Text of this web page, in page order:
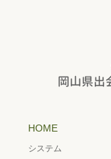
HOME
システム